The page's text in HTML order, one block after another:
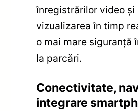
înregistrărilor video și
vizualizarea în timp
o mai mare siguranță
la parcări.
Conectivitate,
integrare